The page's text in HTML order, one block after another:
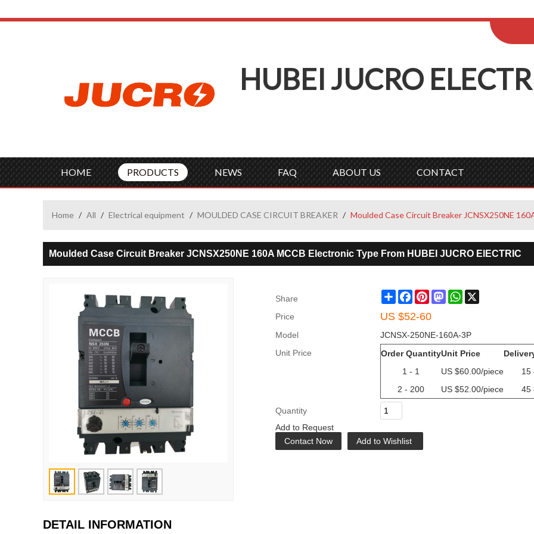
HUBEI JUCRO E
HOME PRODUCTS NEWS FAQ ABOUT US CONTACT
Home / All / Electrical equipment / MOULDED CASE CIRCUIT BREAKER / Moulded Case Circuit Breaker JCNSX250NE
Moulded Case Circuit Breaker JCNSX250NE 160A MCCB Electronic Type From HUBEI JUCRO ElECTRIC
Share ShareFacebookPinterestMastodonWhatsApp
Price US $52-60
Model
JCNSX-250NE-160A-3P
Unit Price
Order QuantityUnit Price
1 - 1
US $60.00/piece
15
2 - 200
US $52.00/piece 45
Quantity
Add to Request
Contact Now
Add to Wishlist
DETAIL INFORMATION